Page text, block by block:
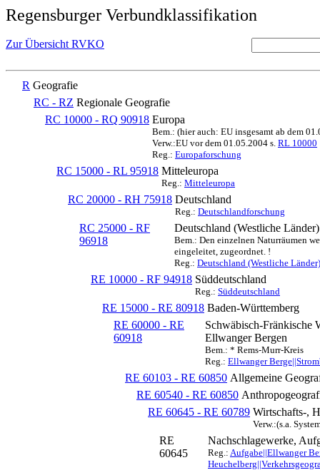
Regensburger Verbundklassifikation
Zur Übersicht RVKO
R Geografie
RC - RZ Regionale Geografie
RC 10000 - RQ 90918 Europa
Bem.: (hier auch: EU insgesamt ab dem
Verw.:EU vor dem 01.05.2004 s. RL 10000
Reg.: Europaforschung
RC 15000 - RL 95918 Mitteleuropa
Reg.: Mitteleuropa
RC 20000 - RH 75918 Deutschland
Reg.: Deutschlandforschung
RC 25000 - RF
96918
Deutschland (Westliche Länder)
Bem.: Den einzelnen Naturräumen
eingeleitet, zugeordnet. !
Reg.: Deutschland (Westliche Länder)
RE 10000 - RF 94918 Süddeutschland
Reg.: Süddeutschland
RE 15000 - RE 80918 Baden-Württemberg
RE 60000 - RE
60918
Schwäbisch-Fränkische
Ellwanger Bergen
Bem.: * Rems-Murr-Kreis
Reg.: Ellwanger
RE 60103 - RE 60850 Allgemeine
RE 60540 - RE 60850
RE 60645 - RE 60789 Wirtschafts-,
Verw.:(s.a.
RE
60645
Nachschlagewerke,
Reg.: Aufgabe||Ellwanger